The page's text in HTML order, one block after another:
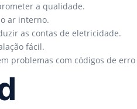
a qualidade.
ar interno.
as contas de eletricidade.
fácil.
problemas com códigos de